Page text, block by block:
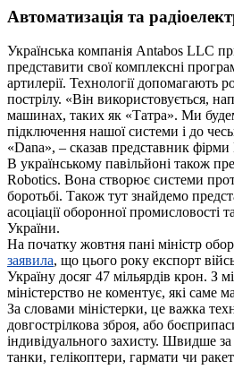
Автоматизація та
Українська компанія Antabos LLC
представити свої комплексні
артилерії. Технології допомагають
пострілу. «Він використовується,
машинах, таких як «Татра». Ми
підключення нашої системи і до
«Dana», – сказав представник
В українському павільйоні також
Robotics. Вона створює системи
боротьбі. Також тут знайдемо
асоціації оборонної промисловості
України.
На початку жовтня пані міністр
заявила, що цього року експорт
Україну досяг 47 мільярдів крон. З
міністерство не коментує, які саме
За словами міністерки, це важка
довгострілкова зброя, або
індивідуального захисту. Швидше
танки, гелікоптери, гармати чи